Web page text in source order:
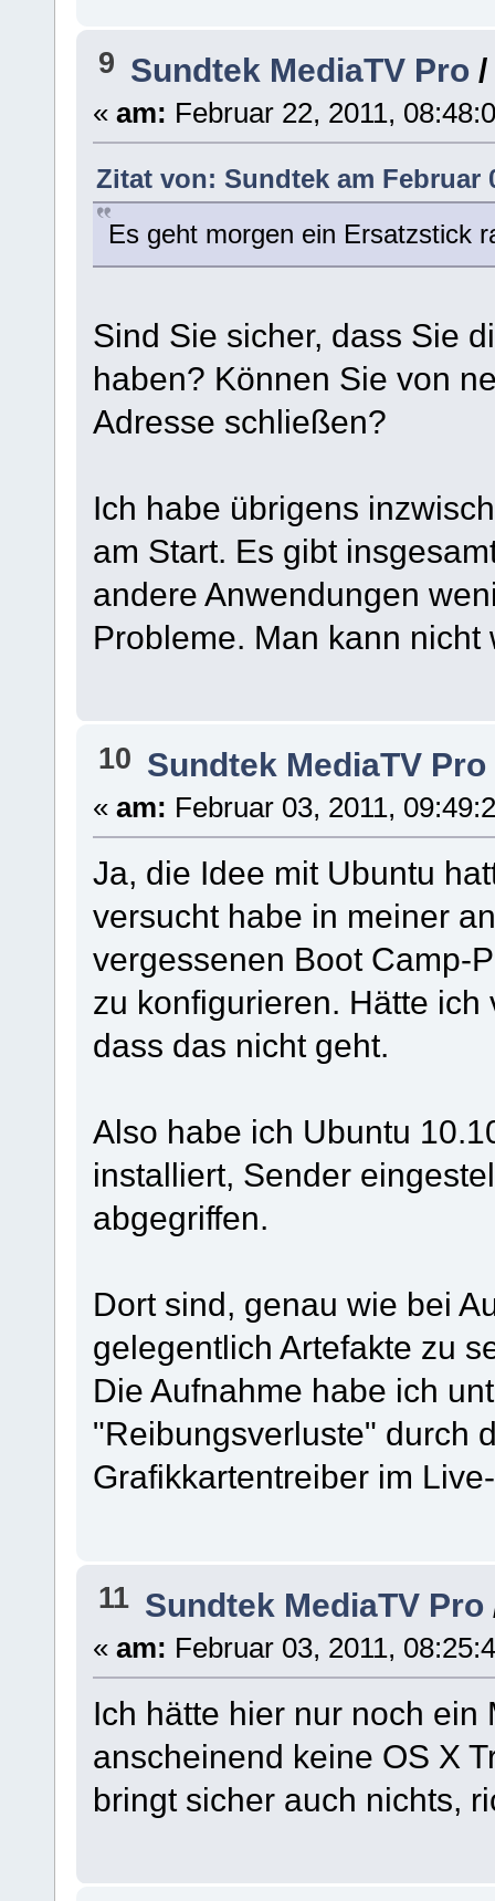
9 Sundtek MediaTV Pro
« am: Februar 22, 2011,
Zitat von: Sundtek am Februar
Es geht morgen ein Ersatzstick
Sind Sie sicher, dass Sie
haben? Können Sie von
Adresse schließen?
Ich habe übrigens
am Start. Es gibt
andere Anwendungen
Probleme. Man kann
10 Sundtek MediaTV Pro
« am: Februar 03, 2011,
Ja, die Idee mit Ubuntu
versucht habe in meiner
vergessenen Boot Camp-
zu konfigurieren. Hätte
dass das nicht geht.
Also habe ich Ubuntu
installiert, Sender
abgegriffen.
Dort sind, genau wie bei
gelegentlich Artefakte zu
Die Aufnahme habe ich
"Reibungsverluste" durch
Grafikkartentreiber im
11 Sundtek MediaTV Pro
« am: Februar 03, 2011,
Ich hätte hier nur noch ein
anscheinend keine OS X
bringt sicher auch nichts,